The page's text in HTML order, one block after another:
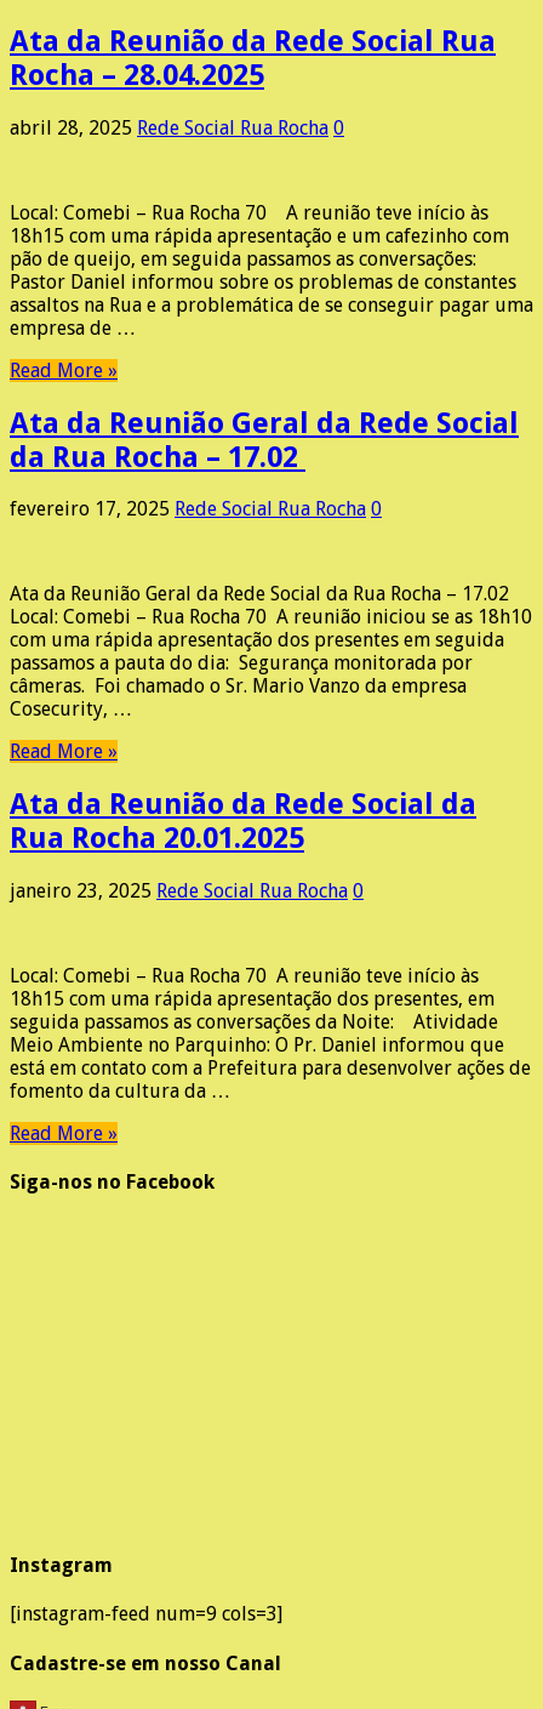
Ata da Reunião da Rede Social Rua
Rocha – 28.04.2025
abril 28, 2025 Rede Social Rua Rocha 0
Local: Comebi – Rua Rocha 70 A reunião teve início às
18h15 com uma rápida apresentação e um cafezinho com
pão de queijo, em seguida passamos as conversações:
Pastor Daniel informou sobre os problemas de constantes
assaltos na Rua e a problemática de se conseguir pagar uma
empresa de …
Read More »
Ata da Reunião Geral da Rede Social
da Rua Rocha – 17.02
fevereiro 17, 2025 Rede Social Rua Rocha 0
Ata da Reunião Geral da Rede Social da Rua Rocha – 17.02
Local: Comebi – Rua Rocha 70 A reunião iniciou se as 18h10
com uma rápida apresentação dos presentes em seguida
passamos a pauta do dia: Segurança monitorada por
câmeras. Foi chamado o Sr. Mario Vanzo da empresa
Cosecurity, …
Read More »
Ata da Reunião da Rede Social da
Rua Rocha 20.01.2025
janeiro 23, 2025 Rede Social Rua Rocha 0
Local: Comebi – Rua Rocha 70 A reunião teve início às
18h15 com uma rápida apresentação dos presentes, em
seguida passamos as conversações da Noite: Atividade
Meio Ambiente no Parquinho: O Pr. Daniel informou que
está em contato com a Prefeitura para desenvolver ações de
fomento da cultura da …
Read More »
Siga-nos no Facebook
Instagram
[instagram-feed num=9 cols=3]
Cadastre-se em nosso Canal